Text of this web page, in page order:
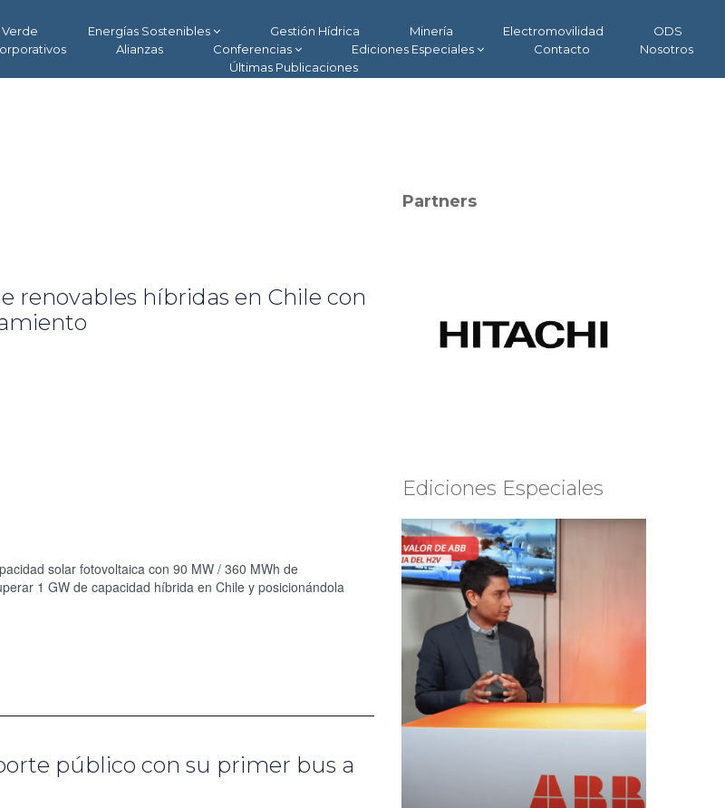
Energías Sostenibles Gestión Hídrica Minería Electromovilidad
ODS
Alianzas Conferencias Ediciones Especiales Contacto
Nosotros
Últimas Publicaciones
renovables híbridas en Chile con
solar fotovoltaica con 90 MW / 360 MWh de
1 GW de capacidad híbrida en Chile y posicionándola
público con su primer bus a
Partners
Ediciones Especiales